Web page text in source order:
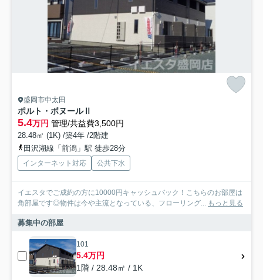
盛岡市中太田
ポルト・ボヌールⅡ
5.4万円 管理/共益費3,500円
28.48㎡ (1K) /築4年 /2階建
田沢湖線「前潟」駅 徒歩28分
インターネット対応 公共下水
イエスタでご成約の方に10000円キャッシュバック！こちらのお部屋は
角部屋です◎物件は今や主流となっている、フローリング...
もっと見る
募集中の部屋
101
5.4万円
1階 / 28.48㎡ / 1K